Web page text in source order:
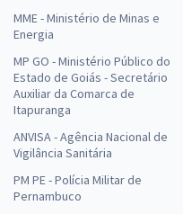
MME - Ministério de Minas e
Energia
MP GO - Ministério Público do
Estado de Goiás - Secretário
Auxiliar da Comarca de
Itapuranga
ANVISA - Agência Nacional de
Vigilância Sanitária
PM PE - Polícia Militar de
Pernambuco